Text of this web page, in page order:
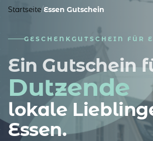
Startseite/Essen Gutschein
GESCHENKGUTSCHEIN FÜR
Ein Gutschein
Dutzende
lokale
Essen.